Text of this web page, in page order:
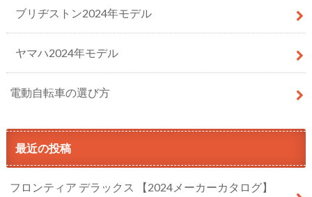
ブリヂストン2024年モデル
ヤマハ2024年モデル
電動自転車の選び方
最近の投稿
フロンティア デラックス 【2024メーカーカタログ】